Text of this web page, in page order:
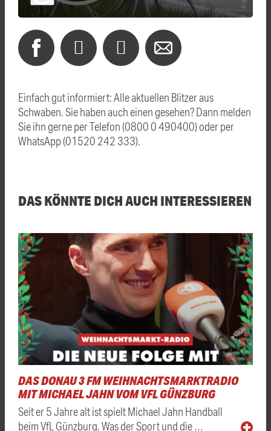
Einfach gut informiert: Alle aktuellen Blitzer aus
Schwaben. Sie haben auch einen gesehen? Dann melden
Sie ihn gerne per Telefon (0800 0 490400) oder per
WhatsApp (01520 242 333).
DAS KÖNNTE DICH AUCH INTERESSIEREN
DAS DONAU 3 FM WEIHNACHTSMARKTRADIO
MIT MICHAEL JAHN VOM VFL GÜNZBURG
Seit er 5 Jahre alt ist spielt Michael Jahn Handball
beim VfL Günzburg. Was der Sport und die …